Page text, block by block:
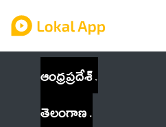
ఆంధ్రప్రదేశ్
తెలంగాణ